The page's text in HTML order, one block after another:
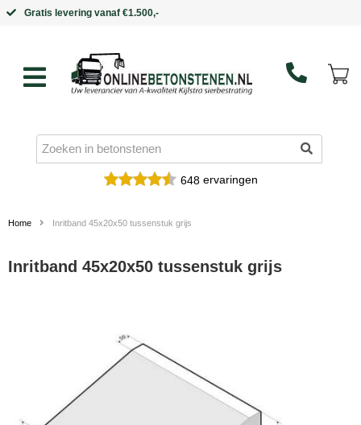
Binnen 5 werkdagen in huis
648ervaringen
Home Inritband 45x20x50 tussenstuk grijs
Inritband 45x20x50 tussenstuk grijs